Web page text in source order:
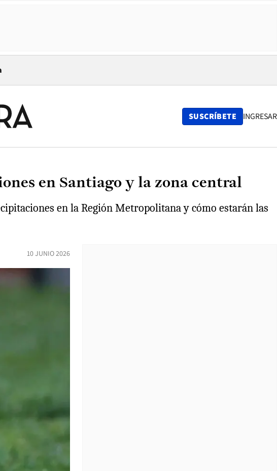
window
SUSCRÍBETE INGRESAR
en Santiago y la zona central
en la Región Metropolitana y cómo estarán las
10 JUNIO 2026